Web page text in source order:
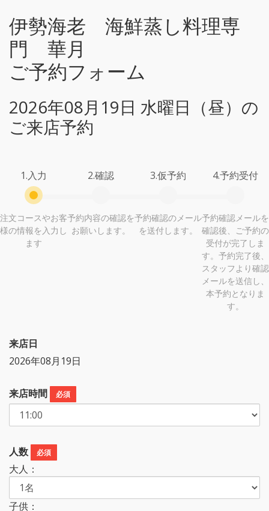
伊勢海老 海鮮蒸し料理専
門 華月
ご予約フォーム
2026年08月19日 水曜日（昼）の
ご来店予約
1.入力
注文コースやお客
様の情報を入力し
ます
2.確認
予約内容の確認を
お願いします。
3.仮予約
予約確認のメール
を送付します。
4.予約受付
予約確認メールを
確認後、ご予約の
受付が完了しま
す。予約完了後、
スタッフより確認
メールを送信し、
本予約となりま
す。
来店日
2026年08月19日
来店時間 必須
人数 必須
大人：
子供：